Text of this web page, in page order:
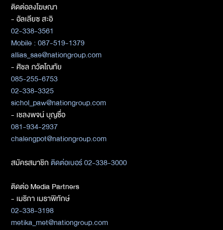
ติดต่อลงโฆษณา
- อัลเลียซ สะอิ
02-338-3561
Mobile : 087-519-1379
allias_sae@nationgroup.com
- ศิชล ภวัตโณทัย
085-255-6753
02-338-3325
sichol_paw@nationgroup.com
- เชลงพจน์ บุญซื่อ
081-934-2937
chalengpot@nationgroup.com
สมัครสมาชิกติดต่อเบอร์ 02-338-3000
ติดต่อ Media Partners
- เมธิกา เมธาพิทักษ์
02-338-3198
metika_met@nationgroup.com